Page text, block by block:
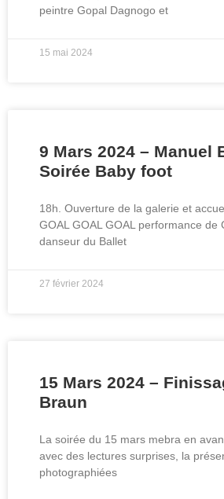
peintre Gopal Dagnogo et
15 mai 2024
9 Mars 2024 – Manuel
Soirée Baby foot
18h. Ouverture de la galerie et
GOAL GOAL GOAL performance de
danseur du Ballet
27 février 2024
15 Mars 2024 –
Braun
La soirée du 15 mars mebra en
avec des lectures surprises, la
photographiées